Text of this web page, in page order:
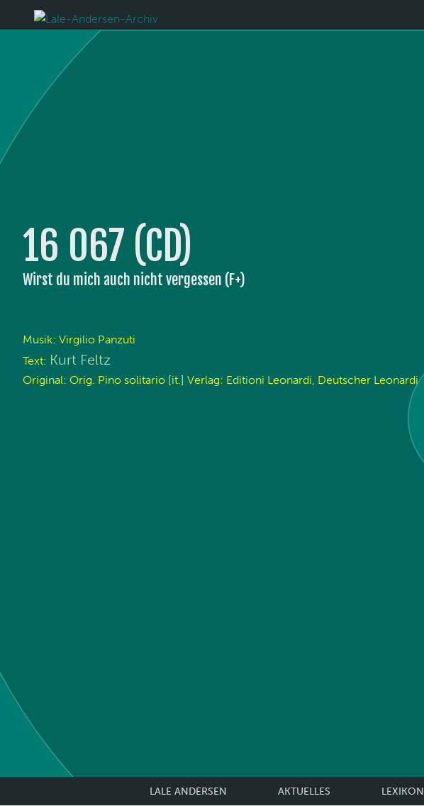
16 067 (CD)
Wirst du mich auch nicht vergessen (F+)
Musik: Virgilio Panzuti
Text: Kurt Feltz
Original: Orig. Pino solitario [it.] Verlag: Editioni Leonardi, Deutscher Leonardi
LALE ANDERSEN AKTUELLES LEXIKON